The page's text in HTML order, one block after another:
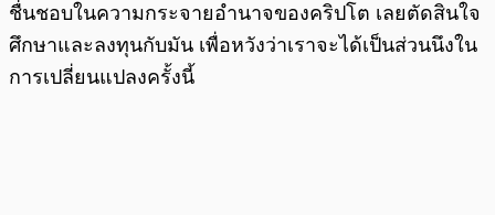
ชื่นชอบในความกระจายอำนาจของคริปโต เลยตัดสินใจ
ศึกษาและลงทุนกับมัน เพื่อหวังว่าเราจะได้เป็นส่วนนึงใน
การเปลี่ยนแปลงครั้งนี้